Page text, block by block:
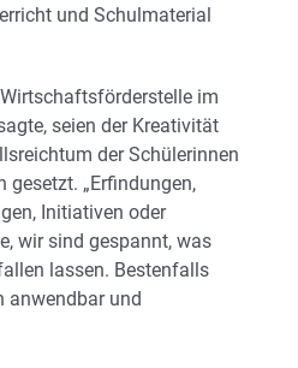
und Schulmaterial
im
seien der Kreativität
der Schülerinnen
gesetzt. „Erfindungen,
Initiativen oder
wir sind gespannt, was
lassen. Bestenfalls
anwendbar und